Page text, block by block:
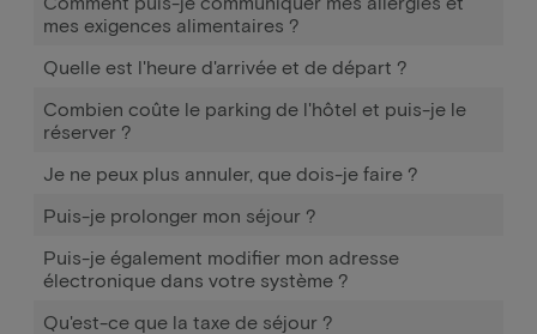
mes exigences alimentaires ?
Quelle est l'heure d'arrivée et de départ ?
Combien coûte le parking de l'hôtel et puis-je le
réserver ?
Je ne peux plus annuler, que dois-je faire ?
Puis-je prolonger mon séjour ?
Puis-je également modifier mon adresse
électronique dans votre système ?
Qu'est-ce que la taxe de séjour ?